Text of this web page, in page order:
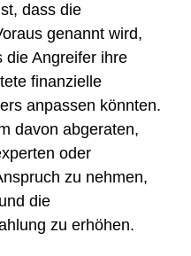
dass die
genannt wird,
die Angreifer ihre
finanzielle
anpassen könnten.
davon abgeraten,
oder
zu nehmen,
die
zu erhöhen.